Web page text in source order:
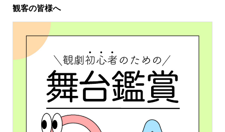
観客の皆様へ